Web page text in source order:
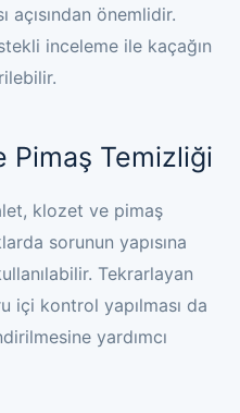
açısından önemlidir.
inceleme ile kaçağın
Pimaş Temizliği
klozet ve pimaş
sorunun yapısına
Tekrarlayan
içi kontrol yapılması da
yardımcı